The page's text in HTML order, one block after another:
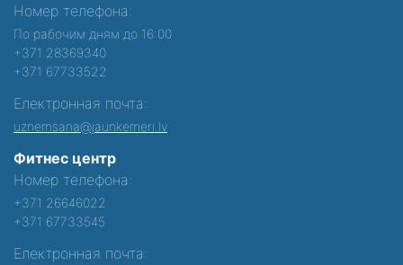
Номер телефона:
По рабочим дням до 16:00
+371 28369340
+371 67733522
Електронная почта:
uznemsana@jaunkemeri.lv
Фитнес центр
Номер телефона:
+371 26646022
+371 67733545
Електронная почта: